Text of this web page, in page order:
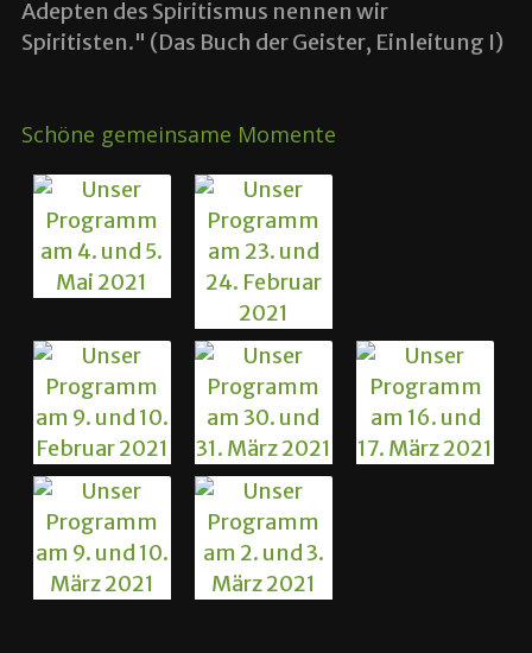
Adepten des Spiritismus nennen wir
Spiritisten." (Das Buch der Geister, Einleitung I)
Schöne gemeinsame Momente